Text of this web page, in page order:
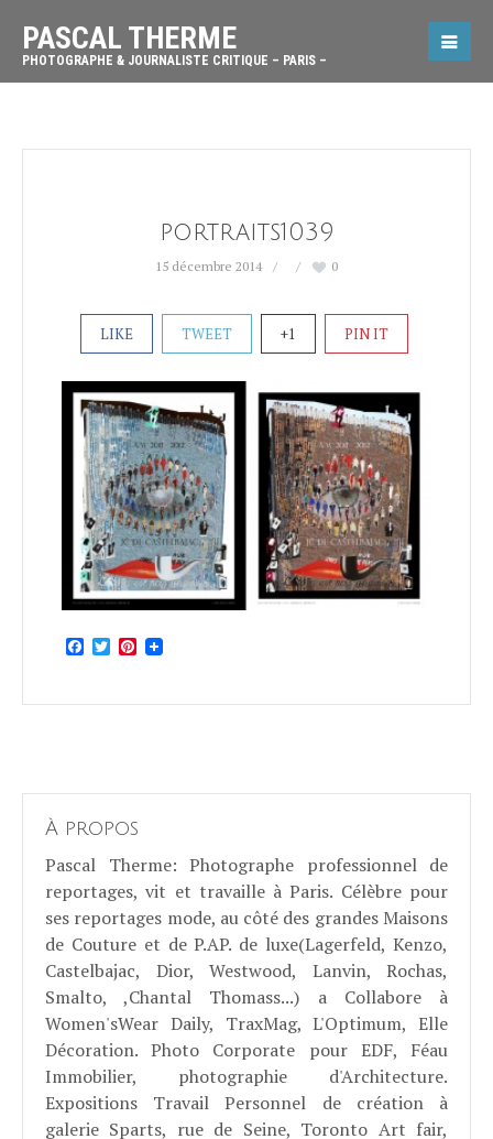
PASCAL THERME
PHOTOGRAPHE & JOURNALISTE CRITIQUE – PARIS –
portraits1039
15 décembre 2014 0
LIKE TWEET +1 PIN IT
Facebook
TwitterPinterest
À propos
Pascal Therme: Photographe professionnel de
reportages, vit et travaille à Paris. Célèbre pour
ses reportages mode, au côté des grandes Maisons
de Couture et de P.AP. de luxe(Lagerfeld, Kenzo,
Castelbajac, Dior, Westwood, Lanvin, Rochas,
Smalto, ,Chantal Thomass...) a Collabore à
Women'sWear Daily, TraxMag, L'Optimum, Elle
Décoration. Photo Corporate pour EDF, Féau
Immobilier, photographie d'Architecture.
Expositions Travail Personnel de création à
galerie Sparts, rue de Seine, Toronto Art fair,